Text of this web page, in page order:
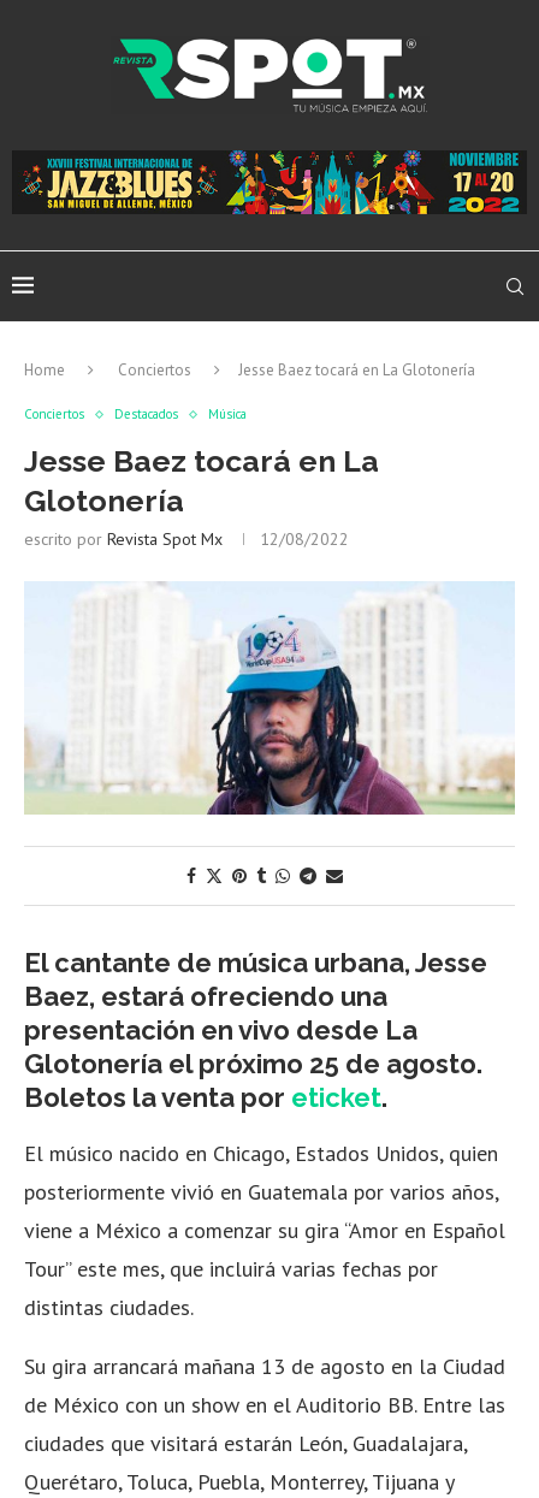
Home Conciertos Jesse Baez tocará en La Glotonería
Conciertos Destacados Música
Jesse Baez tocará en La
Glotonería
escrito por Revista Spot Mx 12/08/2022
El cantante de música urbana, Jesse
Baez, estará ofreciendo una
presentación en vivo desde La
Glotonería el próximo 25 de agosto.
Boletos la venta por eticket.
El músico nacido en Chicago, Estados Unidos, quien
posteriormente vivió en Guatemala por varios años,
viene a México a comenzar su gira “Amor en Español
Tour” este mes, que incluirá varias fechas por
distintas ciudades.
Su gira arrancará mañana 13 de agosto en la Ciudad
de México con un show en el Auditorio BB. Entre las
ciudades que visitará estarán León, Guadalajara,
Querétaro, Toluca, Puebla, Monterrey, Tijuana y